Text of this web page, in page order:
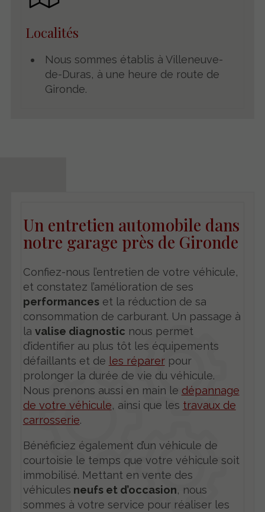
Localités
Nous sommes établis à Villeneuve-
de-Duras, à une heure de route de
Gironde.
Un entretien automobile dans
notre garage près de Gironde
Confiez-nous l’entretien de votre véhicule,
et constatez l’amélioration de ses
performanceset la réduction de sa
consommation de carburant. Un passage à
la valise diagnostic nous permet
d’identifier au plus tôt les équipements
défaillants et de les réparerpour
prolonger la durée de vie du véhicule.
Nous prenons aussi en main le dépannage
de votre véhicule, ainsi que les travaux de
carrosserie.
Bénéficiez également d’un véhicule de
courtoisie le temps que votre véhicule soit
immobilisé. Mettant en vente des
véhicules neufs et d’occasion, nous
sommes à votre service pour réaliser les